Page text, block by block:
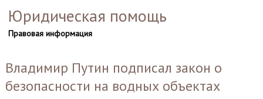
Юридическая помощь
Правовая информация
Владимир Путин подписал закон о
безопасности на водных объектах